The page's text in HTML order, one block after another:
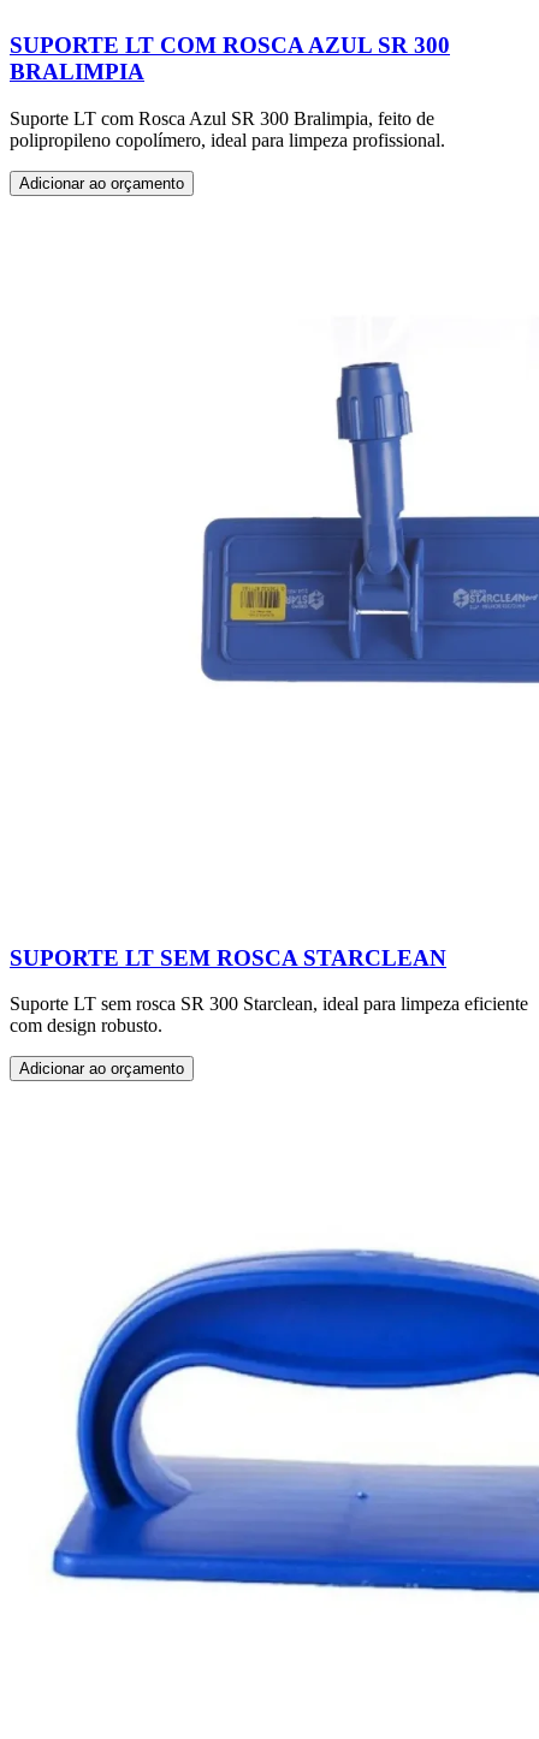
SUPORTE LT COM ROSCA AZUL SR 300
BRALIMPIA
Suporte LT com Rosca Azul SR 300 Bralimpia, feito de
polipropileno copolímero, ideal para limpeza profissional.
Adicionar ao orçamento
SUPORTE LT SEM ROSCA STARCLEAN
Suporte LT sem rosca SR 300 Starclean, ideal para limpeza eficiente
com design robusto.
Adicionar ao orçamento